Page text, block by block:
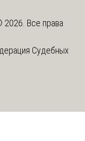
Все права
Судебных